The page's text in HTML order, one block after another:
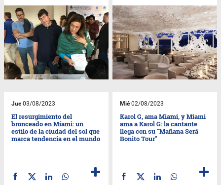
Jue03/08/2023
El resurgimiento del
bronceado en Miami: un
estilo de la ciudad del sol que
marca tendencia en el mundo
Mié02/08/2023
Karol G, ama Miami, y Miami
ama a Karol G: la cantante
llega con su "Mañana Será
Bonito Tour"